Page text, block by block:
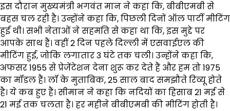
इस दौरान मुख्यमंत्री भगवंत मान ने कहा कि, बीबीएमबी से
बहस चल रही है। उन्होंने कहा कि, पिछली दिनों ऑल पार्टी मीटिंग
हुई थी। सभी नेताओं ने सहमति से कहा था कि, इस मुद्दे पर
आपके साथ हैं। वहीं 2 दिन पहले दिल्ली में एसवाईएल की
मीटिंग हुई, जोकि लगातार 3 घंटे तक चली। उन्होंने कहा कि,
अफसर 1955 से प्रेजेंटेशन देना शुरू कर देते हैं और हम तो 1975
का मॉडल हैं। लॉ के मुताबिक, 25 साल बाद समझौते रिव्यू होते
है। ये कब हुए हैं। सीमान ने कहा कि नदियों का हिसाब 21 मई से
21 मई तक चलता है। हर महीने बीबीएमबी की मीटिंग होती है।